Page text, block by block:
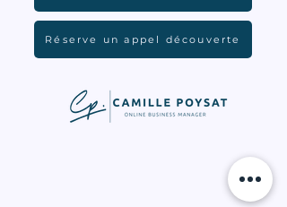
Réserve un appel découverte